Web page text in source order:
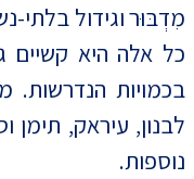
מִדְבּוּר וגידול
כל אלה היא קשיים
בכמויות הנדרשות.
לבנון, עיראק, תימן
נוספות.